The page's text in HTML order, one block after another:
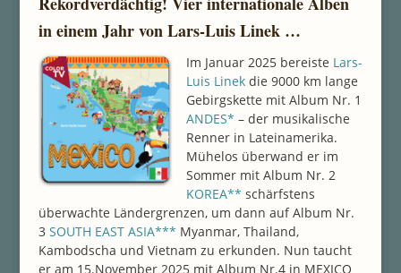
in einem Jahr von Lars-Luis Linek …
Im Januar 2025 bereiste Lars-
Luis Linekdie 9000 km lange
Gebirgskette mit Album Nr. 1
ANDES* – der musikalische
Renner in Lateinamerika.
Mühelos überwand er im
Sommer mit Album Nr. 2
KOREA** schärfstens
überwachte Ländergrenzen, um dann auf Album Nr.
3 SOUTH EAST ASIA*** Myanmar, Thailand,
Kambodscha und Vietnam zu erkunden. Nun taucht
er am 15.November 2025 mit Album Nr.4 in MEXICO